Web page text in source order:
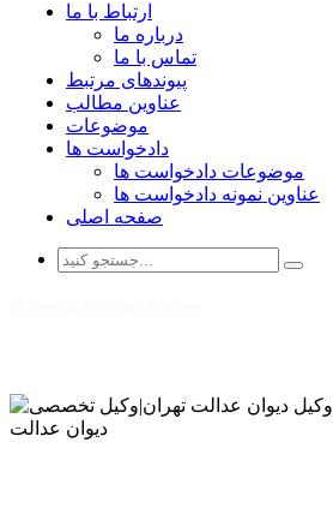
ارتباط با ما
درباره ما
تماس با ما
پیوندهای مرتبط
عناوین مطالب
موضوعات
دادخواست ها
موضوعات دادخواست ها
عناوین نمونه دادخواست ها
صفحه اصلی